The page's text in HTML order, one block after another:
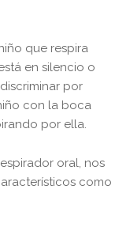
que respira
en silencio o
por
con la boca
por ella.
oral, nos
como